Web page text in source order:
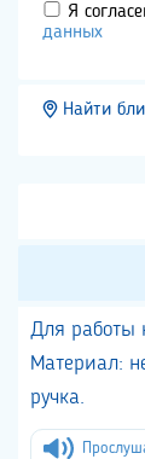
Я
данных
Найти
Для работы
Материал:
ручка.